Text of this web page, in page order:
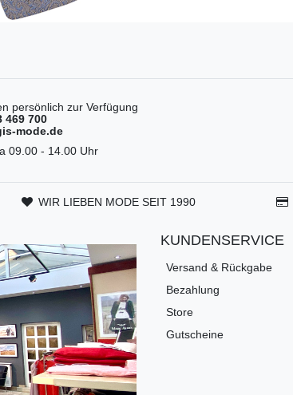
persönlich zur Verfügung
469 700
mode.de
09.00 - 14.00 Uhr
WIR LIEBEN MODE SEIT 1990
KUNDENSERVICE
Versand & Rückgabe
Bezahlung
Store
Gutscheine